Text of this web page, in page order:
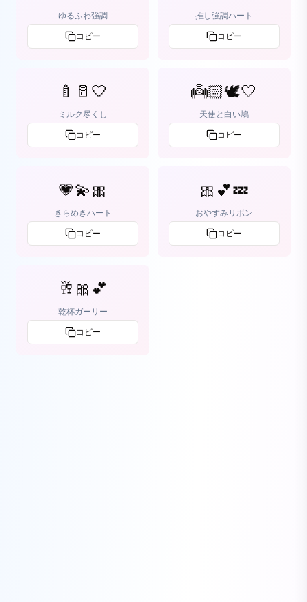
ゆるふわ強調
コピー
推し強調ハート
コピー
🍼🥛🤍
ミルク尽くし
コピー
👼🏻🕊️🤍
天使と白い鳩
コピー
💗💫🎀
きらめきハート
コピー
🎀💕💤
おやすみリボン
コピー
🥂🎀💕
乾杯ガーリー
コピー